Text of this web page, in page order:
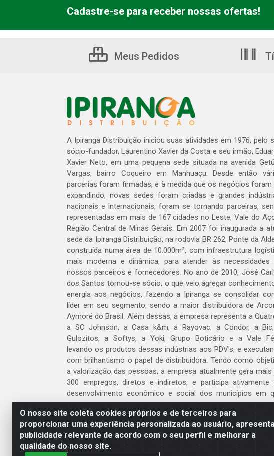
O nosso site coleta cookies próprios e de terceiros para
proporcionar uma experiência personalizada ao usuário,
publicidade relevante de acordo com o seu perfil e melhorar a
qualidade do nosso site.
Cadastre-se para receber nossas ofertas!
Meus Pedidos
A Ipiranga Distribuição iniciou suas atividades em 1976, pelo
sócio-fundador, Laurentino Xavier da Costa e seu irmão,
Xavier Neto, em uma pequena sede situada na avenida
Vargas, bairro Coqueiro em Manhuaçu. Desde então
parcerias foram firmadas, e à medida que os negócios foram
expandindo, novas sedes foram criadas e grandes
nacionais e internacionais, foram se tornando parceiras,
representadas em mais de 167 cidades no Leste, Vale do
Região Central de Minas Gerais. Em 2007 foi inaugurada a
sede da Ipiranga Distribuição, na rodovia BR 262, Ponte da
construída numa área de 10.000m², com infraestrutura
mais moderna e dinâmica, para atender às necessidades
nossos parceiros e fornecedores. No ano de 2010, José
dos Santos tornou-se sócio, o que veio agregar
energia aos negócios, fazendo a Ipiranga se consolidar
líder em seu segmento, sendo a maior distribuidora de
Aymoré do Brasil. Além dessas, a empresa representa a
a SC Johnson, a Casa k&m, a Rayovac, a Condor, a
Gulozitos, a Softys, a Yoki, Grupo Boticário e a Vale
levando os produtos dessas indústrias aos PDV’s, e
com brilhantismo o papel de distribuidora. Tendo como
a valorização das pessoas, a empresa atualmente gera mais
300 empregos, diretos e indiretos, e participa ativamente
desenvolvimento econômico e social dos municípios em
atua.
Venha fazer parte do nosso time!
Clique aqui